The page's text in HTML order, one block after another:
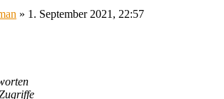
» 1. September 2021, 22:57